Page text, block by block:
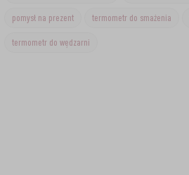
pomysł na prezent termometr do smażenia
termometr do wędzarni